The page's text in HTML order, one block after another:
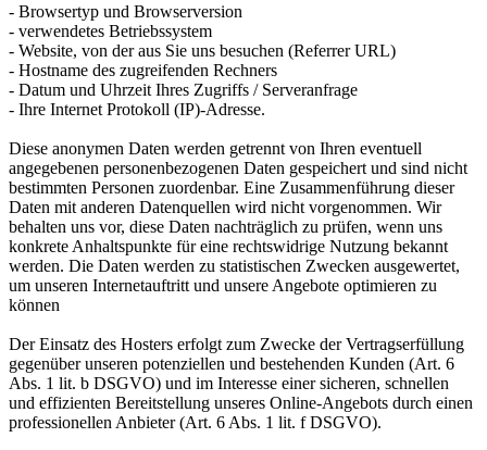
- Browsertyp und Browserversion
- verwendetes Betriebssystem
- Website, von der aus Sie uns besuchen (Referrer URL)
- Hostname des zugreifenden Rechners
- Datum und Uhrzeit Ihres Zugriffs / Serveranfrage
- Ihre Internet Protokoll (IP)-Adresse.
Diese anonymen Daten werden getrennt von Ihren eventuell
angegebenen personenbezogenen Daten gespeichert und sind nicht
bestimmten Personen zuordenbar. Eine Zusammenführung dieser
Daten mit anderen Datenquellen wird nicht vorgenommen. Wir
behalten uns vor, diese Daten nachträglich zu prüfen, wenn uns
konkrete Anhaltspunkte für eine rechtswidrige Nutzung bekannt
werden. Die Daten werden zu statistischen Zwecken ausgewertet,
um unseren Internetauftritt und unsere Angebote optimieren zu
können
Der Einsatz des Hosters erfolgt zum Zwecke der Vertragserfüllung
gegenüber unseren potenziellen und bestehenden Kunden (Art. 6
Abs. 1 lit. b DSGVO) und im Interesse einer sicheren, schnellen
und effizienten Bereitstellung unseres Online-Angebots durch einen
professionellen Anbieter (Art. 6 Abs. 1 lit. f DSGVO).